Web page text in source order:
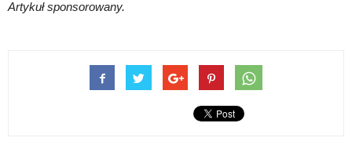
Artykuł sponsorowany.